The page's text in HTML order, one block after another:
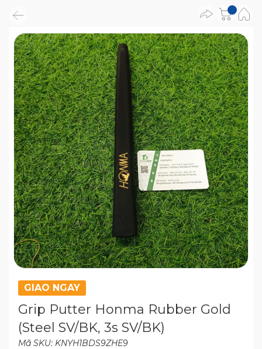
GIAO NGAY
Grip Putter Honma Rubber Gold
(Steel SV/BK, 3s SV/BK)
Mã SKU: KNYH1BDS9ZHE9